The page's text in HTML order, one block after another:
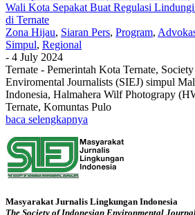
Wali Kota Sepakat Buat Regulasi
di Ternate
Zona Hijau, Siaran Pers, Program,
Simpul, Regional
- 4 July 2024
Ternate - Pemerintah Kota Ternate,
Enviromental Journalists (SIEJ) simpul
Indonesia, Halmahera Wilf Photograpy
Ternate, Komuntas Pulo
baca selengkapnya
Masyarakat Jurnalis Lingkungan Indonesia
The Society of Indonesian Environmental